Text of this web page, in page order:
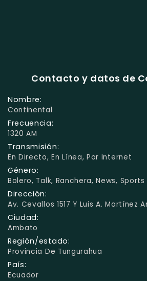
Contacto y datos de
Nombre:
Continental
Frecuencia:
1320 AM
Transmisión:
En Directo, En Línea, Por Internet
Género:
Bolero, Talk, Ranchera, News, Sports
Dirección:
Av. Cevallos 1517 Y Luis A. Martínez
Ciudad:
Ambato
Región/estado:
Provincia De Tungurahua
País:
Ecuador